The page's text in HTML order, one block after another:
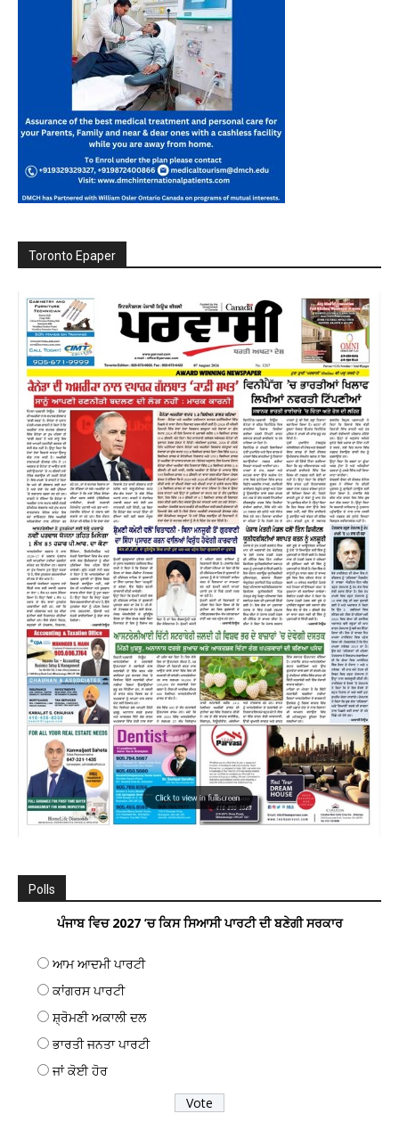
Toronto Epaper
Polls
ਪੰਜਾਬ ਵਿਚ 2027 ’ਚ ਕਿਸ ਸਿਆਸੀ ਪਾਰਟੀ ਦੀ ਬਣੇਗੀ ਸਰਕਾਰ
ਆਮ ਆਦਮੀ ਪਾਰਟੀ
ਕਾਂਗਰਸ ਪਾਰਟੀ
ਸ਼੍ਰੋਮਣੀ ਅਕਾਲੀ ਦਲ
ਭਾਰਤੀ ਜਨਤਾ ਪਾਰਟੀ
ਜਾਂ ਕੋਈ ਹੋਰ